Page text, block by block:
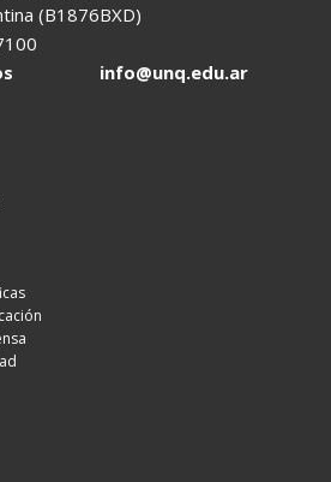
(B1876BXD)
7100
info@unq.edu.ar